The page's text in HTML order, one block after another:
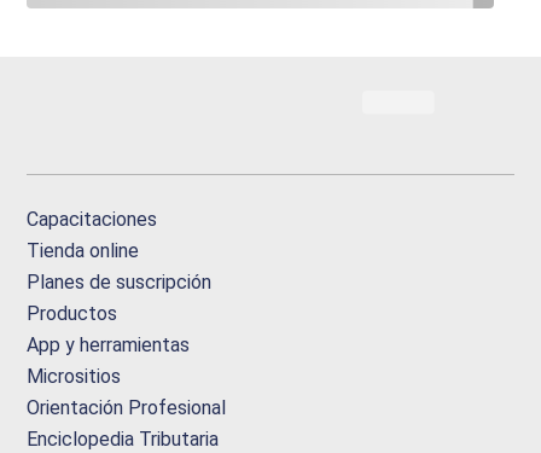
Capacitaciones
Tienda online
Planes de suscripción
Productos
App y herramientas
Micrositios
Orientación Profesional
Enciclopedia Tributaria